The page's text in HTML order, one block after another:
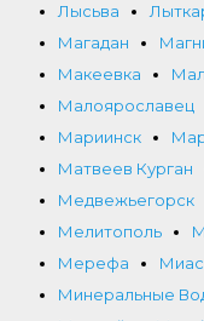
Лысьва
Магадан
Макеевка
Малоярославец
Мариинск
Матвеев Курган
Медвежьегорск
Мелитополь
Мерефа
Минеральные